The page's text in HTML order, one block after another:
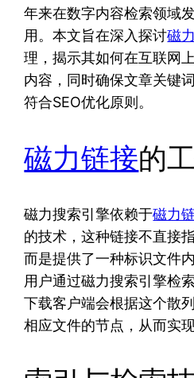
年来在数字内容检索领域
用。本文旨在深入探讨磁
理，揭示其如何在互联网
内容，同时确保文章关键
符合SEO优化原则。
磁力链接的
磁力搜索引擎依赖于磁力
的技术，这种链接不直接
而是提供了一种标识文件
用户通过磁力搜索引擎检
下载客户端会根据这个散
相应文件的节点，从而实